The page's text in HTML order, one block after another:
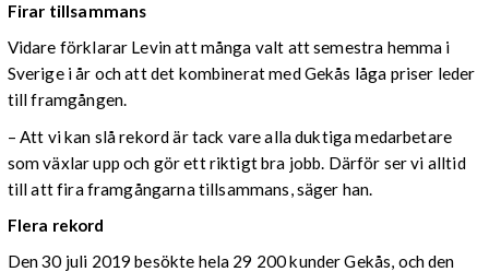
Firar tillsammans
Vidare förklarar Levin att många valt att semestra hemma i
Sverige i år och att det kombinerat med Gekås låga priser leder
till framgången.
– Att vi kan slå rekord är tack vare alla duktiga medarbetare
som växlar upp och gör ett riktigt bra jobb. Därför ser vi alltid
till att fira framgångarna tillsammans, säger han.
Flera rekord
Den 30 juli 2019 besökte hela 29 200 kunder Gekås, och den